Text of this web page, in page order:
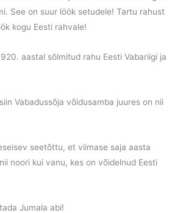
See on suur löök setudele! Tartu rahust
kogu Eesti rahvale!
aastal sõlmitud rahu Eesti Vabariigi ja
Vabadussõja võidusamba juures on nii
seetõttu, et viimase saja aasta
noori kui vanu, kes on võidelnud Eesti
Jumala abi!